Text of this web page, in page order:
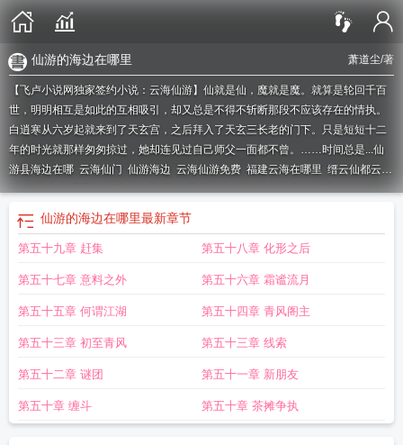
萧道尘/著
仙游的海边在哪里
【飞卢小说网独家签约小说：云海仙游】仙就是仙，魔就是魔。就算是轮回千百
世，明明相互是如此的互相吸引，却又总是不得不斩断那段不应该存在的情执。
白逍寒从六岁起就来到了天玄宫，之后拜入了天玄三长老的门下。只是短短十二
年的时光就那样匆匆掠过，她却连见过自己师父一面都不曾。……时间总是...仙
游县海边在哪 云海仙门 仙游海边 云海仙游免费 福建云海在哪里 缙云仙都云
海仙游鬼谷观看云海云海仙门百科搜索云海仙游德化云海仙境仙山云海古诗
云仙乡云海 惠安县云海仙境 仙游的海边在哪里
境攻略
话漳浦云海仙境全套 云海仙游舫代表数字几?云海仙山诗词惠安云海仙境398
仙游的海边在哪里最新章节
第五十九章 赶集 第五十八章 化形之后
第五十七章 意料之外 第五十六章 霜谧流月
第五十五章 何谓江湖 第五十四章 青风阁主
第五十三章 初至青风 第五十三章 线索
第五十二章 谜团 第五十一章 新朋友
第五十章 缠斗 第五十章 茶摊争执